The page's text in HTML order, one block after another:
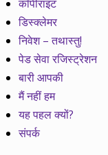
कॉपीराइट
डिस्क्लेमर
निवेश – तथास्तु!
पेड सेवा रजिस्ट्रेशन
बारी आपकी
मैं नहीं हम
यह पहल क्यों?
संपर्क